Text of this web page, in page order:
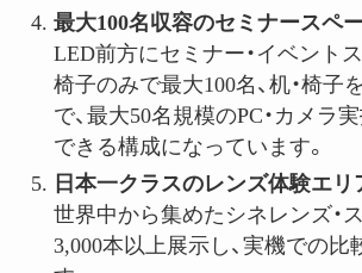
最大100名収容のセミナースペ
LED前方にセミナー・イベント
椅子のみで最大100名、机・椅子
で、最大50名規模のPC・カメラ
できる構成になっています。
日本一クラスのレンズ体験エリ
世界中から集めたシネレンズ・
3,000本以上展示し、実機での比